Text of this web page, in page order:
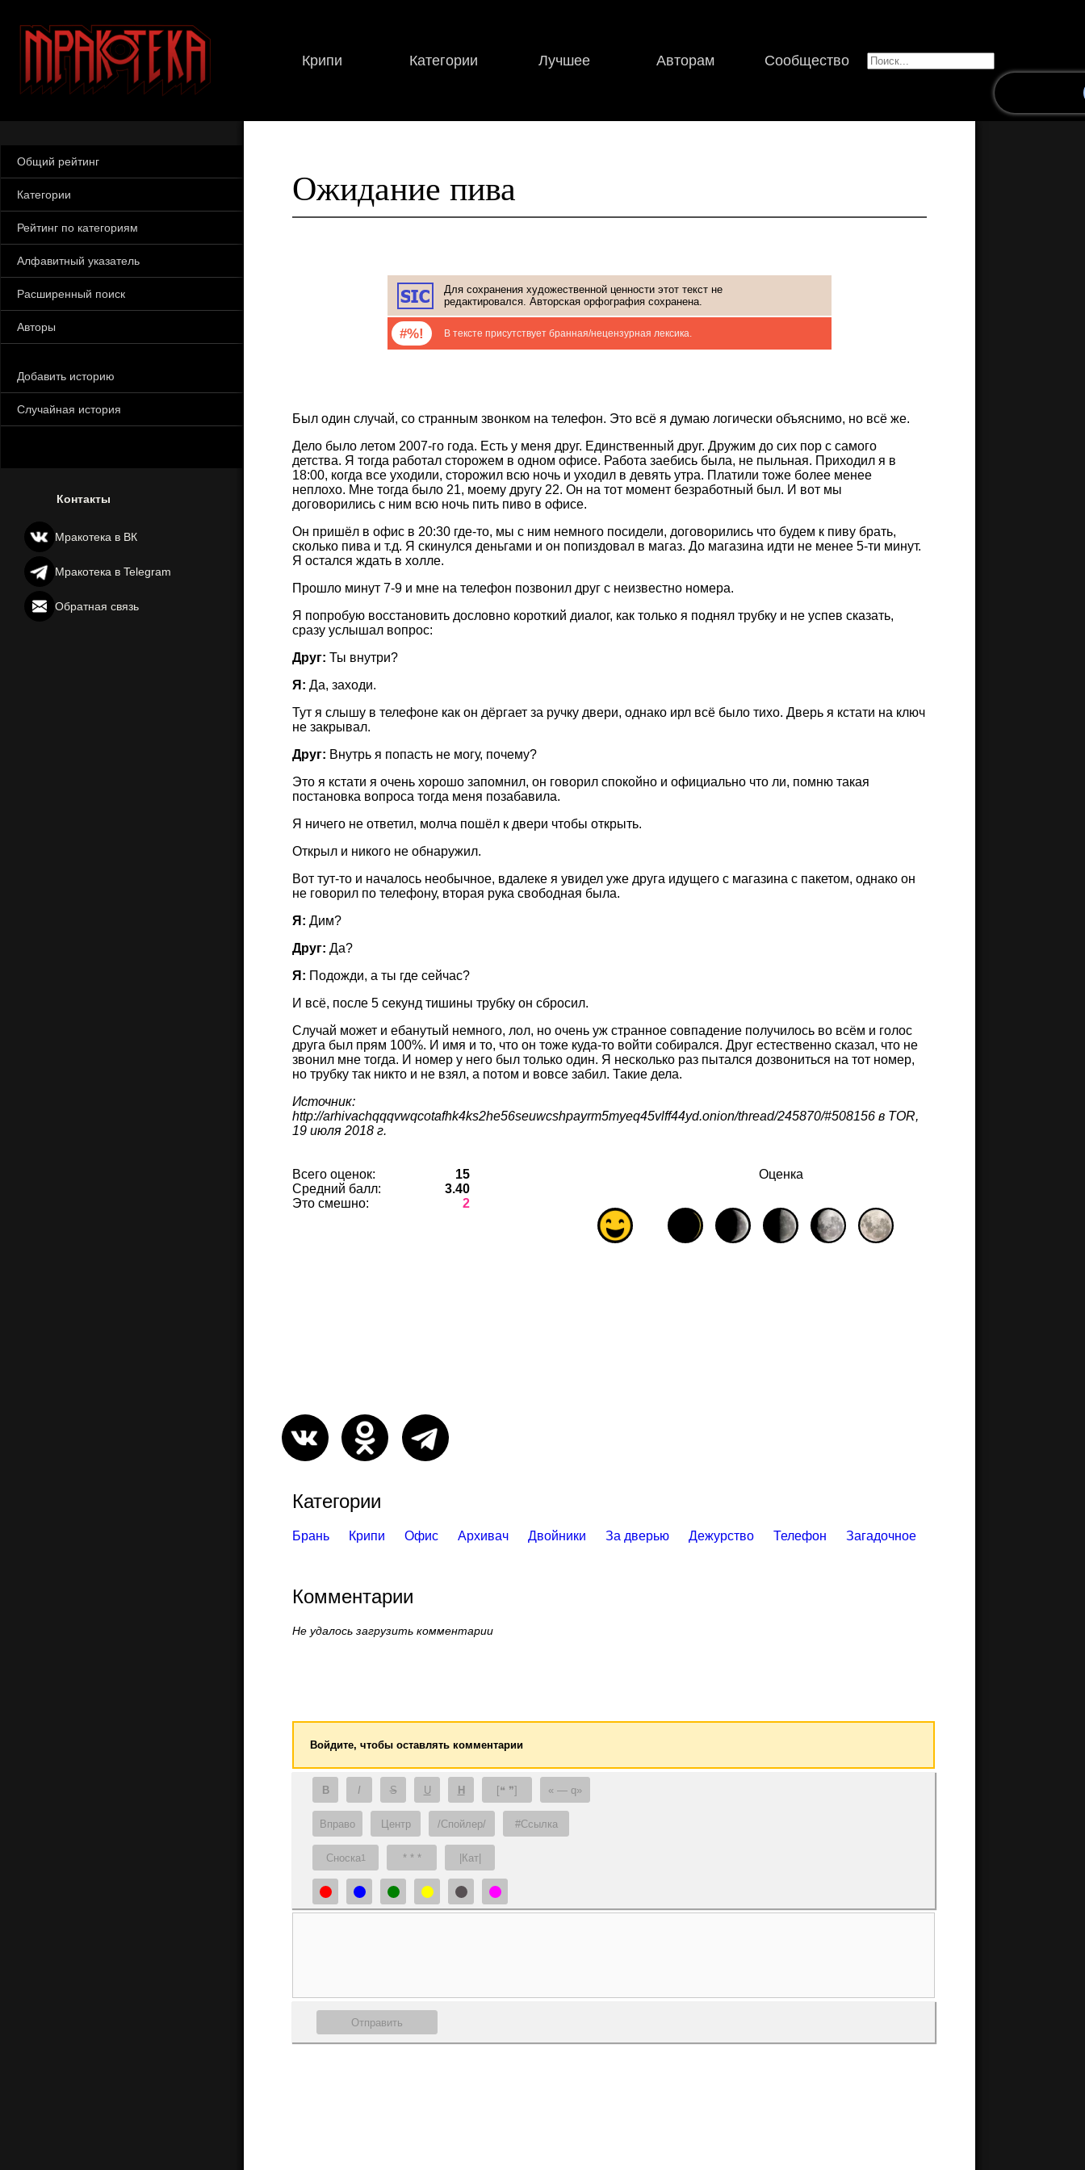
Крипи Категории Лучшее Авторам Сообщество
Общий рейтинг
Категории
Рейтинг по категориям
Алфавитный указатель
Расширенный поиск
Авторы
Добавить историю
Случайная история
Контакты
Мракотека в ВК
Мракотека в Telegram
Обратная связь
Ожидание пива
Для сохранения художественной ценности этот текст не
редактировался. Авторская орфография сохранена.
#%! В тексте присутствует бранная/нецензурная лексика.
Был один случай, со странным звонком на телефон. Это всё я думаю логически объяснимо, но всё же.
Дело было летом 2007-го года. Есть у меня друг. Единственный друг. Дружим до сих пор с самого
детства. Я тогда работал сторожем в одном офисе. Работа заебись была, не пыльная. Приходил я в
18:00, когда все уходили, сторожил всю ночь и уходил в девять утра. Платили тоже более менее
неплохо. Мне тогда было 21, моему другу 22. Он на тот момент безработный был. И вот мы
договорились с ним всю ночь пить пиво в офисе.
Он пришёл в офис в 20:30 где-то, мы с ним немного посидели, договорились что будем к пиву брать,
сколько пива и т.д. Я скинулся деньгами и он попиздовал в магаз. До магазина идти не менее 5-ти минут.
Я остался ждать в холле.
Прошло минут 7-9 и мне на телефон позвонил друг с неизвестно номера.
Я попробую восстановить дословно короткий диалог, как только я поднял трубку и не успев сказать,
сразу услышал вопрос:
Друг: Ты внутри?
Я: Да, заходи.
Тут я слышу в телефоне как он дёргает за ручку двери, однако ирл всё было тихо. Дверь я кстати на ключ
не закрывал.
Друг: Внутрь я попасть не могу, почему?
Это я кстати я очень хорошо запомнил, он говорил спокойно и официально что ли, помню такая
постановка вопроса тогда меня позабавила.
Я ничего не ответил, молча пошёл к двери чтобы открыть.
Открыл и никого не обнаружил.
Вот тут-то и началось необычное, вдалеке я увидел уже друга идущего с магазина с пакетом, однако он
не говорил по телефону, вторая рука свободная была.
Я: Дим?
Друг: Да?
Я: Подожди, а ты где сейчас?
И всё, после 5 секунд тишины трубку он сбросил.
Случай может и ебанутый немного, лол, но очень уж странное совпадение получилось во всём и голос
друга был прям 100%. И имя и то, что он тоже куда-то войти собирался. Друг естественно сказал, что не
звонил мне тогда. И номер у него был только один. Я несколько раз пытался дозвониться на тот номер,
но трубку так никто и не взял, а потом и вовсе забил. Такие дела.
Источник:
http://arhivachqqqvwqcotafhk4ks2he56seuwcshpayrm5myeq45vlff44yd.onion/thread/245870/#508156 в TOR,
19 июля 2018 г.
Всего оценок:
15
Средний балл:
3.40
Это смешно:
2
Оценка
Категории
Брань Крипи Офис Архивач Двойники За дверью Дежурство Телефон Загадочное
Комментарии
Не удалось загрузить комментарии
Войдите, чтобы оставлять комментарии
B I S U H [❝ ❞] — q
Вправо Центр /Спойлер/ #Ссылка
Сноска1 * * * |Кат|